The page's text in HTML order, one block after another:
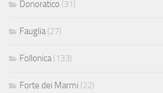
Donoratico (31)
Fauglia (27)
Follonica (133)
Forte dei Marmi (22)